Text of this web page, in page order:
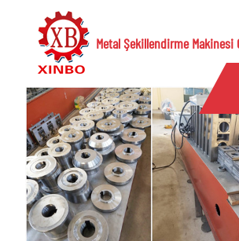
Metal Şekillendirme Makinesi